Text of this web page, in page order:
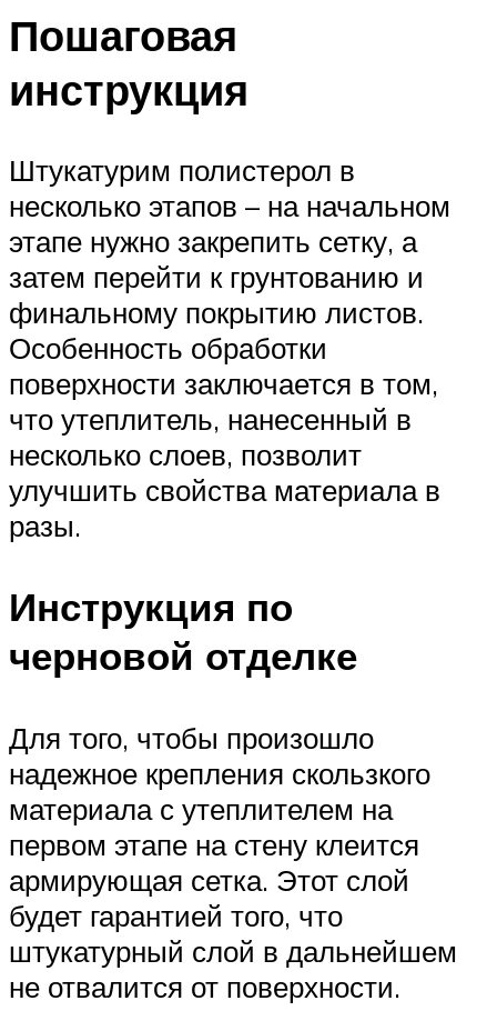
Пошаговая
инструкция
Штукатурим полистерол в
несколько этапов – на начальном
этапе нужно закрепить сетку, а
затем перейти к грунтованию и
финальному покрытию листов.
Особенность обработки
поверхности заключается в том,
что утеплитель, нанесенный в
несколько слоев, позволит
улучшить свойства материала в
разы.
Инструкция по
черновой отделке
Для того, чтобы произошло
надежное крепления скользкого
материала с утеплителем на
первом этапе на стену клеится
армирующая сетка. Этот слой
будет гарантией того, что
штукатурный слой в дальнейшем
не отвалится от поверхности.